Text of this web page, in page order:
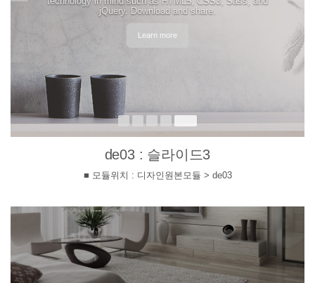
de03 : 슬라이드3
■ 모듈위치 : 디자인원본모듈 > de03
Previous